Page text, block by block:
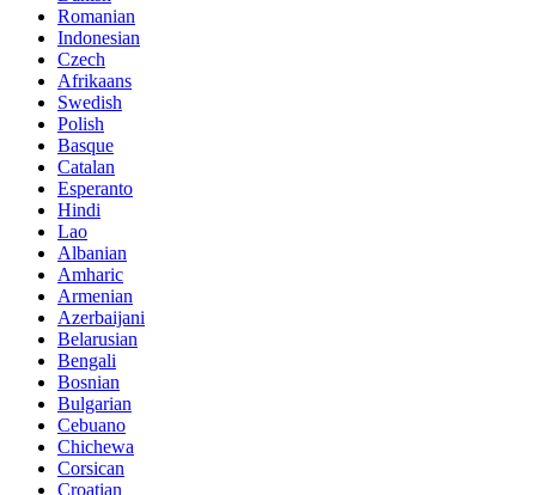
Romanian
Indonesian
Czech
Afrikaans
Swedish
Polish
Basque
Catalan
Esperanto
Hindi
Lao
Albanian
Amharic
Armenian
Azerbaijani
Belarusian
Bengali
Bosnian
Bulgarian
Cebuano
Chichewa
Corsican
Croatian